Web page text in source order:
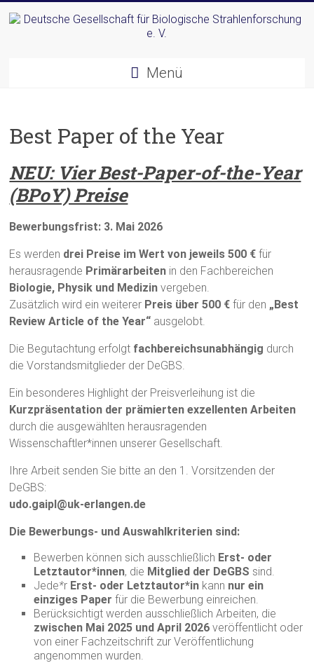
Inhalt
Gesellschaft
Biologische
Strahlenforschung
e.
V.
Menü
Best Paper of the Year
NEU: Vier Best-Paper-of-the-Year
(BPoY) Preise
Bewerbungsfrist: 3. Mai 2026
Es werden drei Preise im Wert von jeweils 500 € für
herausragende Primärarbeiten in den Fachbereichen
Biologie, Physik und Medizin vergeben.
Zusätzlich wird ein weiterer Preis über 500 € für den „Best
Review Article of the Year“ ausgelobt.
Die Begutachtung erfolgt fachbereichsunabhängig durch
die Vorstandsmitglieder der DeGBS.
Ein besonderes Highlight der Preisverleihung ist die
Kurzpräsentation der prämierten exzellenten Arbeiten
durch die ausgewählten herausragenden
Wissenschaftler*innen unserer Gesellschaft.
Ihre Arbeit senden Sie bitte an den 1. Vorsitzenden der
DeGBS:
udo.gaipl@uk-erlangen.de
Die Bewerbungs- und Auswahlkriterien sind:
Bewerben können sich ausschließlich Erst- oder
Letztautor*innen, die Mitglied der DeGBS sind.
Jede*r Erst- oder Letztautor*in kann nur ein
einziges Paper für die Bewerbung einreichen.
Berücksichtigt werden ausschließlich Arbeiten, die
zwischen Mai 2025 und April 2026 veröffentlicht oder
von einer Fachzeitschrift zur Veröffentlichung
angenommen wurden.